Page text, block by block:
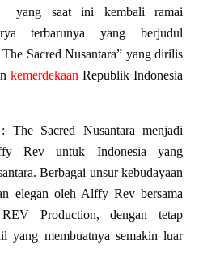
yang saat ini kembali ramai
terbarunya yang berjudul
Sacred Nusantara” yang dirilis
kemerdekaan Republik Indonesia
The Sacred Nusantara menjadi
Rev untuk Indonesia yang
Berbagai unsur kebudayaan
elegan oleh Alffy Rev bersama
Production, dengan tetap
yang membuatnya semakin luar